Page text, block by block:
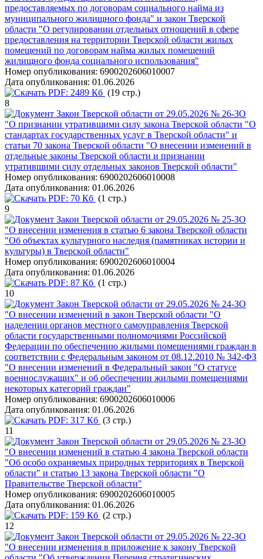
предоставляемых по договорам социального найма из
муниципального жилищного фонда" и закон Тверской
области "О регулировании отдельных отношений в сфере
предоставления на территории Тверской области жилых
помещений по договорам найма жилых помещений
жилищного фонда социального использования"
Номер опубликования: 6900202606010007
Дата опубликования: 01.06.2026
PDF: 2489 Кб (19 стр.)
8
Закон Тверской области от 29.05.2026 № 26-ЗО
"О признании утратившими силу закона Тверской области "О
стандартах государственных услуг в Тверской области" и
статьи 70 закона Тверской области "О внесении изменений в
отдельные законы Тверской области и признании
утратившими силу отдельных законов Тверской области"
Номер опубликования: 6900202606010008
Дата опубликования: 01.06.2026
PDF: 70 Кб (1 стр.)
9
Закон Тверской области от 29.05.2026 № 25-ЗО
"О внесении изменения в статью 6 закона Тверской области
"Об объектах культурного наследия (памятниках истории и
культуры) в Тверской области"
Номер опубликования: 6900202606010004
Дата опубликования: 01.06.2026
PDF: 87 Кб (1 стр.)
10
Закон Тверской области от 29.05.2026 № 24-ЗО
"О внесении изменений в закон Тверской области "О
наделении органов местного самоуправления Тверской
области государственными полномочиями Российской
Федерации по обеспечению жилыми помещениями граждан в
соответствии с Федеральным законом от 08.12.2010 № 342-ФЗ
"О внесении изменений в Федеральный закон "О статусе
военнослужащих" и об обеспечении жилыми помещениями
некоторых категорий граждан"
Номер опубликования: 6900202606010006
Дата опубликования: 01.06.2026
PDF: 317 Кб (3 стр.)
11
Закон Тверской области от 29.05.2026 № 23-ЗО
"О внесении изменений в статью 4 закона Тверской области
"Об особо охраняемых природных территориях в Тверской
области" и статью 13 закона Тверской области "О
Правительстве Тверской области"
Номер опубликования: 6900202606010005
Дата опубликования: 01.06.2026
PDF: 159 Кб (2 стр.)
12
Закон Тверской области от 29.05.2026 № 22-ЗО
"О внесении изменения в приложение к закону Тверской